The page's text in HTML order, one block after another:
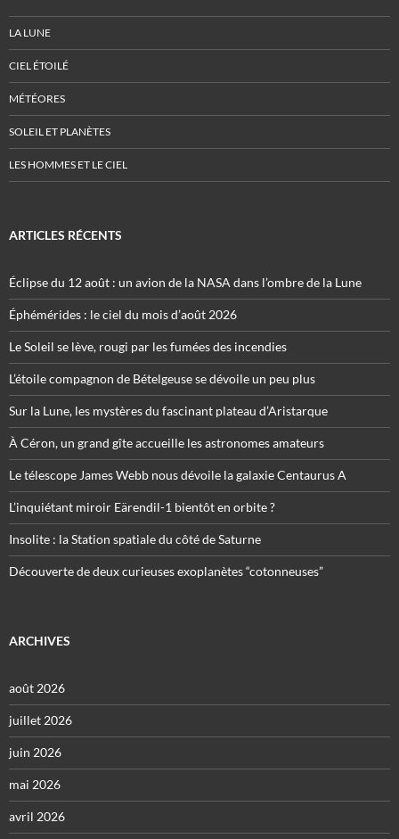
LA LUNE
CIEL ÉTOILÉ
MÉTÉORES
SOLEIL ET PLANÈTES
LES HOMMES ET LE CIEL
ARTICLES RÉCENTS
Éclipse du 12 août : un avion de la NASA dans l’ombre de la Lune
Éphémérides : le ciel du mois d’août 2026
Le Soleil se lève, rougi par les fumées des incendies
L’étoile compagnon de Bételgeuse se dévoile un peu plus
Sur la Lune, les mystères du fascinant plateau d’Aristarque
À Céron, un grand gîte accueille les astronomes amateurs
Le télescope James Webb nous dévoile la galaxie Centaurus A
L’inquiétant miroir Eärendil-1 bientôt en orbite ?
Insolite : la Station spatiale du côté de Saturne
Découverte de deux curieuses exoplanètes “cotonneuses”
ARCHIVES
août 2026
juillet 2026
juin 2026
mai 2026
avril 2026